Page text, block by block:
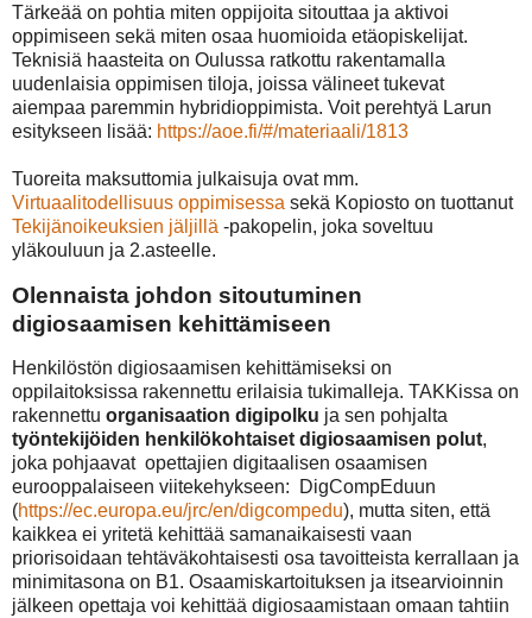
Tärkeää on pohtia miten oppijoita sitouttaa ja aktivoi
oppimiseen sekä miten osaa huomioida etäopiskelijat.
Teknisiä haasteita on Oulussa ratkottu rakentamalla
uudenlaisia oppimisen tiloja, joissa välineet tukevat
aiempaa paremmin hybridioppimista. Voit perehtyä Larun
esitykseen lisää: https://aoe.fi/#/materiaali/1813
Tuoreita maksuttomia julkaisuja ovat mm.
Virtuaalitodellisuus oppimisessa sekä Kopiosto on tuottanut
Tekijänoikeuksien jäljillä -pakopelin, joka soveltuu
yläkouluun ja 2.asteelle.
Olennaista johdon sitoutuminen
digiosaamisen kehittämiseen
Henkilöstön digiosaamisen kehittämiseksi on
oppilaitoksissa rakennettu erilaisia tukimalleja. TAKKissa on
rakennettu organisaation digipolku ja sen pohjalta
työntekijöiden henkilökohtaiset digiosaamisen polut,
joka pohjaavat opettajien digitaalisen osaamisen
eurooppalaiseen viitekehykseen: DigCompEduun
(https://ec.europa.eu/jrc/en/digcompedu), mutta siten, että
kaikkea ei yritetä kehittää samanaikaisesti vaan
priorisoidaan tehtäväkohtaisesti osa tavoitteista kerrallaan ja
minimitasona on B1. Osaamiskartoituksen ja itsearvioinnin
jälkeen opettaja voi kehittää digiosaamistaan omaan tahtiin